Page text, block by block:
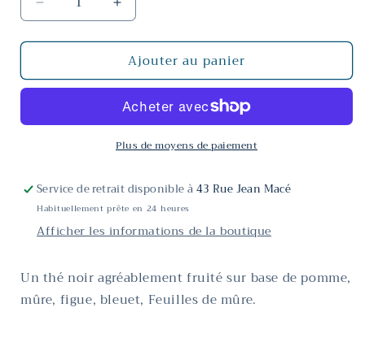
Réduire
la
quantité
Thé
de
Augmenter
la
quantité
de
Thé
Parfum
de
Pauline
Ajouter au panier
Plus de moyens de paiement
Service de retrait disponible à43 Rue Jean Macé
Habituellement prête en 24 heures
Afficher les informations de la boutique
Un thé noir agréablement fruité sur base de pomme,
mûre, figue, bleuet, Feuilles de mûre.